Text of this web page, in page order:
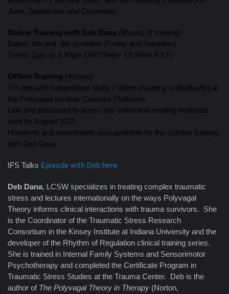
June, September and December.
Online Training with Deb Dana (8hours of training)
Dates: 8th and 9th ocotober (Friday and Saturday)
Times: 1pm to 5:30pm GMT(8am- 12:30am EST)
Offline Training (4hours)
On-demand independent study / Video visioning (individually) at
the Polyvagal Institute Courses Platforms
Link and password to acess this video and reading materials
sent by August 2021
Handouts and worksheets also available for the october training
with Deb Dana
IFS Talks Episode with Deb here
Deb Dana, LCSW specializes in treating complex traumatic
stress and lectures internationally on the ways Polyvagal
Theory informs clinical interactions with trauma survivors. She
is the Coordinator of the Traumatic Stress Research
Consortium in the Kinsey Institute at Indiana University and the
developer of the Rhythm of Regulation clinical training series.
She is trained in Internal Family Systems and Sensorimotor
Psychotherapy and completed the Certificate Program in
Traumatic Stress Studies at the Trauma Center. Deb is the
author of The Polyvagal Theory in Therapy (Norton,